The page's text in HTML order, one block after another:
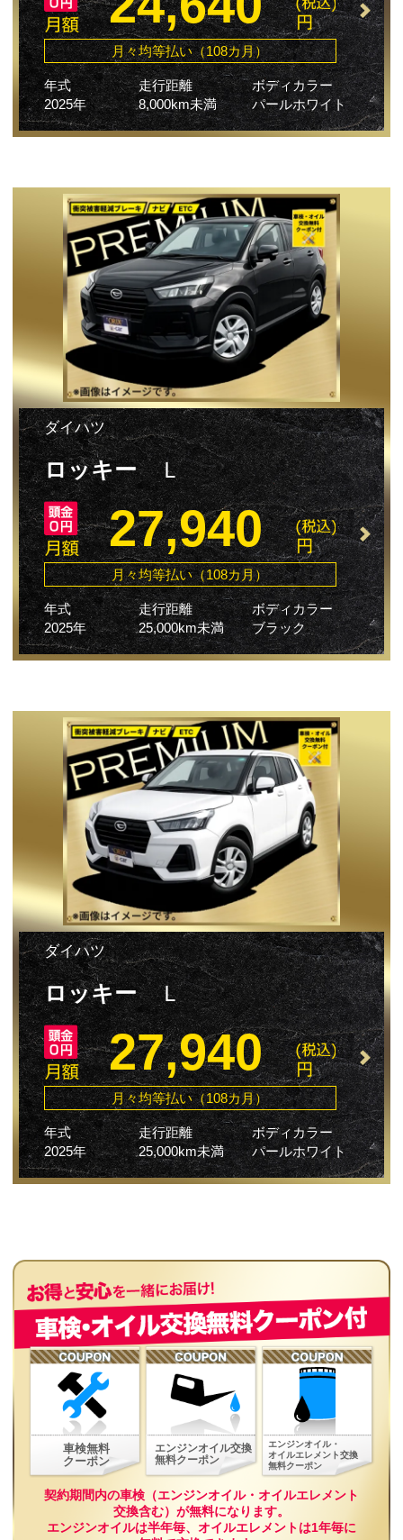
月々均等払い（108カ月）
年式
2025年
走行距離
8,000km未満
ボディカラー
パールホワイト
ダイハツ
ロッキーＬ
27,940
月々均等払い（108カ月）
年式
2025年
走行距離
25,000km未満
ボディカラー
ブラック
ダイハツ
ロッキーＬ
27,940
月々均等払い（108カ月）
年式
2025年
走行距離
25,000km未満
ボディカラー
パールホワイト
車検無料
クーポン
エンジンオイル交換
無料クーポン
エンジンオイル・
オイルエレメント交換
無料クーポン
契約期間内の車検（エンジンオイル・オイルエレメント
交換含む）が無料になります。
エンジンオイルは半年毎、オイルエレメントは1年毎に